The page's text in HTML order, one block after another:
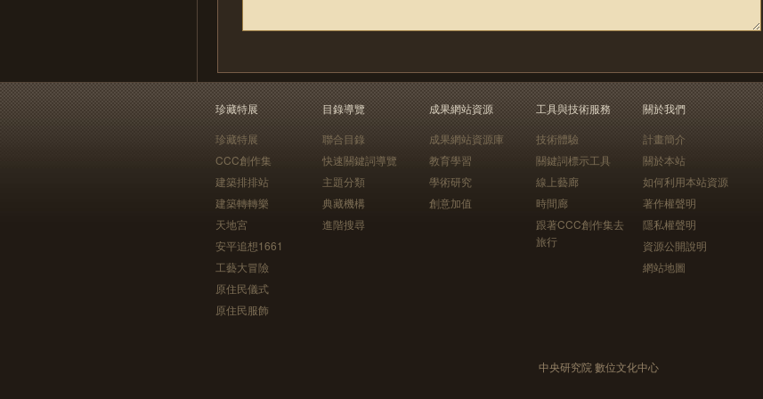
珍藏特展
珍藏特展
CCC創作集
建築排排站
建築轉轉樂
天地宮
安平追想1661
工藝大冒險
原住民儀式
原住民服飾
目錄導覽
聯合目錄
快速關鍵詞導覽
主題分類
典藏機構
進階搜尋
成果網站資源
成果網站資源庫
教育學習
學術研究
創意加值
工具與技術服務
技術體驗
關鍵詞標示工具
線上藝廊
時間廊
跟著CCC創作集去
旅行
關於我們
計畫簡介
關於本站
如何利用本站資源
著作權聲明
隱私權聲明
資源公開說明
網站地圖
中央研究院 數位文化中心